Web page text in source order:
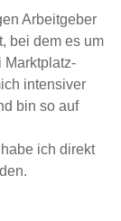
Arbeitgeber
bei dem es um
Marktplatz-
intensiver
bin so auf
ich direkt